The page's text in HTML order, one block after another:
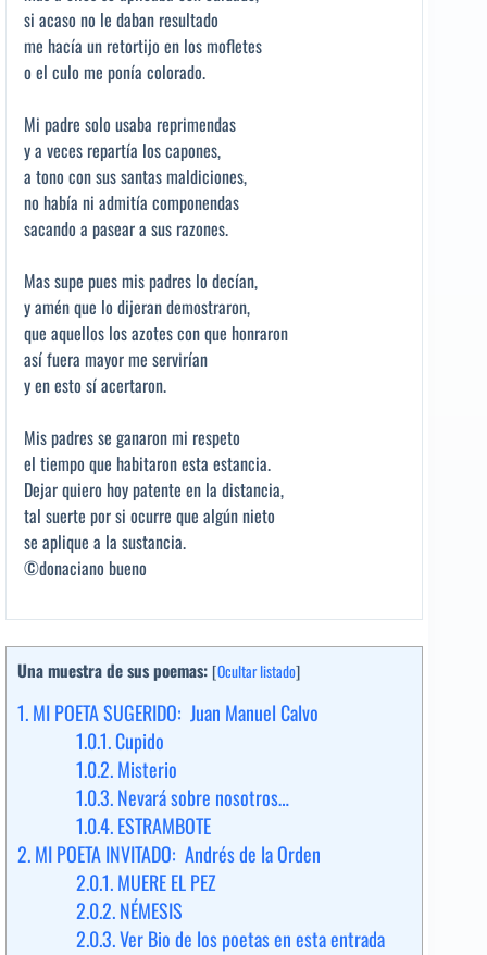
si acaso no le daban resultado
me hacía un retortijo en los mofletes
o el culo me ponía colorado.
Mi padre solo usaba reprimendas
y a veces repartía los capones,
a tono con sus santas maldiciones,
no había ni admitía componendas
sacando a pasear a sus razones.
Mas supe pues mis padres lo decían,
y amén que lo dijeran demostraron,
que aquellos los azotes con que honraron
así fuera mayor me servirían
y en esto sí acertaron.
Mis padres se ganaron mi respeto
el tiempo que habitaron esta estancia.
Dejar quiero hoy patente en la distancia,
tal suerte por si ocurre que algún nieto
se aplique a la sustancia.
©donaciano bueno
Una muestra de sus poemas: [Ocultar listado]
1.MI POETA SUGERIDO: Juan Manuel Calvo
1.0.1.Cupido
1.0.2.Misterio
1.0.3.Nevará sobre nosotros…
1.0.4.ESTRAMBOTE
2.MI POETA INVITADO: Andrés de la Orden
2.0.1.MUERE EL PEZ
2.0.2.NÉMESIS
2.0.3.Ver Bio de los poetas en esta entrada